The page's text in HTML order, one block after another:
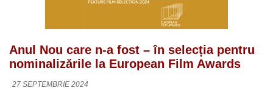
Anul Nou care n-a fost – în selecția pentru
nominalizările la European Film Awards
27 SEPTEMBRIE 2024